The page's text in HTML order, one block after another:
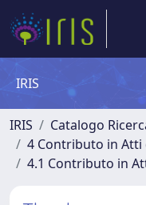
IRIS
IRIS
Catalogo
4 Contributo in Atti
4.1 Contributo in